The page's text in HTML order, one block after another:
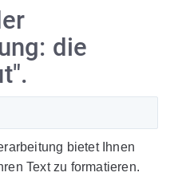
die
bietet Ihnen
Text zu formatieren.